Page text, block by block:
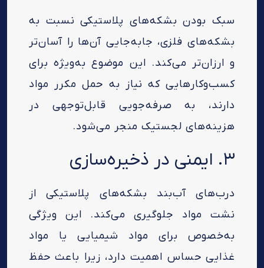
سبک بودن بشکه‌های پلاستیکی نسبت به
بشکه‌های فلزی، جابه‌جایی آن‌ها را آسان‌تر
و ارزان‌تر می‌کند. این موضوع به‌ویژه برای
کسب‌وکارهایی که نیاز به حمل مکرر مواد
دارند، به صرفه‌جویی قابل‌توجهی در
هزینه‌های لجستیک منجر می‌شود.
۳. ایمنی در ذخیره‌سازی
درب‌های آب‌بند بشکه‌های پلاستیکی از
نشت مواد جلوگیری می‌کند. این ویژگی
به‌خصوص برای مواد شیمیایی یا مواد
غذایی حساس اهمیت دارد، زیرا باعث حفظ